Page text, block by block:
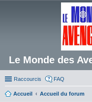
Le Monde des
Raccourcis FAQ
Accueil
Accueil du forum